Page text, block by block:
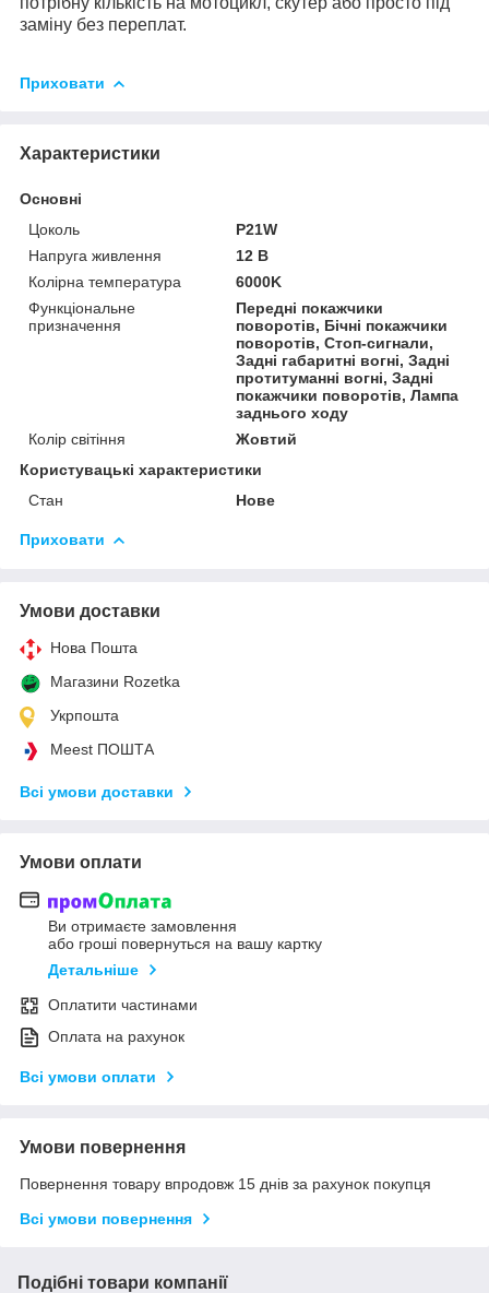
заміну без переплат.
Приховати
Характеристики
Основні
Цоколь
P21W
Напруга живлення
12 В
Колірна температура
6000K
Функціональне
призначення
Передні покажчики
поворотів, Бічні покажчики
поворотів, Стоп-сигнали,
Задні габаритні вогні, Задні
протитуманні вогні, Задні
покажчики поворотів, Лампа
заднього ходу
Колір світіння
Жовтий
Користувацькі характеристики
Стан
Нове
Приховати
Умови доставки
Нова Пошта
Магазини Rozetka
Укрпошта
Meest ПОШТА
Всі умови доставки
Умови оплати
Ви отримаєте замовлення
або гроші повернуться на вашу картку
Детальніше
Оплатити частинами
Оплата на рахунок
Всі умови оплати
Умови повернення
Повернення товару впродовж 15 днів за рахунок покупця
Всі умови повернення
Подібні товари компанії